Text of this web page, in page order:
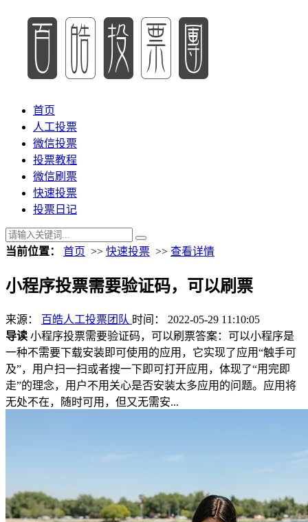
首页
人工投票
微信投票
投票教程
微信刷票
快速投票
投票日记
当前位置： 首页 >> 快速投票 >> 查看详情
小程序投票需要验证码，可以刷票
来源： 百皓人工投票团队 时间： 2022-05-29 11:10:05
导读 小程序投票需要验证码，可以刷票答案：可以小程序是
一种不需要下载安装即可使用的应用，它实现了应用“触手可
及”，用户扫一扫或者搜一下即可打开应用，体现了“用完即
走”的理念，用户不用关心是否安装太多应用的问题。应用将
无处不在，随时可用，但又无需安...